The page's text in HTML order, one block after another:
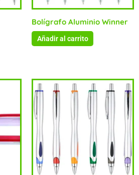
Bolígrafo Aluminio Winner
Añadir al carrito